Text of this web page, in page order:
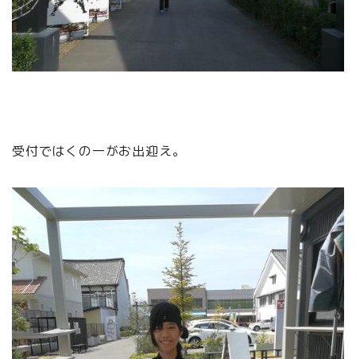
受付ではくの一がお出迎え。